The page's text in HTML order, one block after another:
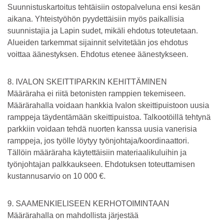
Suunnistuskartoitus tehtäisiin ostopalveluna ensi kesän
aikana. Yhteistyöhön pyydettäisiin myös paikallisia
suunnistajia ja Lapin sudet, mikäli ehdotus toteutetaan.
Alueiden tarkemmat sijainnit selvitetään jos ehdotus
voittaa äänestyksen. Ehdotus etenee äänestykseen.
8. IVALON SKEITTIPARKIN KEHITTÄMINEN
Määräraha ei riitä betonisten ramppien tekemiseen.
Määrärahalla voidaan hankkia Ivalon skeittipuistoon uusia
ramppeja täydentämään skeittipuistoa. Talkootöillä tehtynä
parkkiin voidaan tehdä nuorten kanssa uusia vanerisia
ramppeja, jos työlle löytyy työnjohtaja/koordinaattori.
Tällöin määräraha käytettäisiin materiaalikuluihin ja
työnjohtajan palkkaukseen. Ehdotuksen toteuttamisen
kustannusarvio on 10 000 €.
9. SAAMENKIELISEEN KERHOTOIMINTAAN
Määrärahalla on mahdollista järjestää